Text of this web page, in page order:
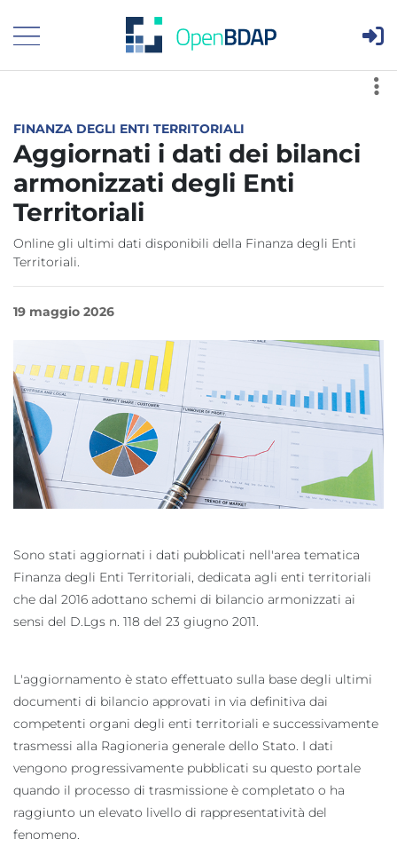
Visualizza menù principale
FINANZA DEGLI ENTI TERRITORIALI
Aggiornati i dati dei bilanci
armonizzati degli Enti
Territoriali
Online gli ultimi dati disponibili della Finanza degli Enti
Territoriali.
19 maggio 2026
Sono stati aggiornati i dati pubblicati nell'area tematica
Finanza degli Enti Territoriali, dedicata agli enti territoriali
che dal 2016 adottano schemi di bilancio armonizzati ai
sensi del D.Lgs n. 118 del 23 giugno 2011.
L'aggiornamento è stato effettuato sulla base degli ultimi
documenti di bilancio approvati in via definitiva dai
competenti organi degli enti territoriali e successivamente
trasmessi alla Ragioneria generale dello Stato. I dati
vengono progressivamente pubblicati su questo portale
quando il processo di trasmissione è completato o ha
raggiunto un elevato livello di rappresentatività del
fenomeno.